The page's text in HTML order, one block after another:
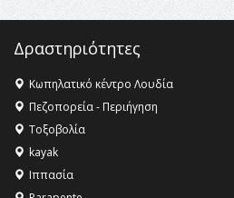
Δραστηριότητες
Κωπηλατικό κέντρο Λουδία
Πεζοπορεία - Περιήγηση
Τοξοβολία
kayak
Ιππασία